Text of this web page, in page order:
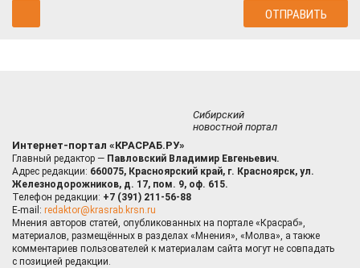
Сибирский
новостной портал
Интернет-портал «КРАСРАБ.РУ»
Главный редактор — Павловский Владимир Евгеньевич.
Адрес редакции: 660075, Красноярский край, г. Красноярск, ул.
Железнодорожников, д. 17, пом. 9, оф. 615.
Телефон редакции: +7 (391) 211-56-88
E-mail: redaktor@krasrab.krsn.ru
Мнения авторов статей, опубликованных на портале «Красраб»,
материалов, размещённых в разделах «Мнения», «Молва», а также
комментариев пользователей к материалам сайта могут не совпадать
с позицией редакции.